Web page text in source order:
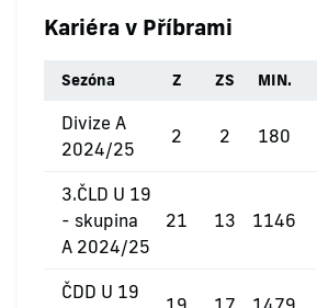
Kariéra v Příbrami
Sezóna Z ZS MIN.
Divize A
2024/25
2 2 180
3.ČLD U 19
- skupina
A 2024/25
21 13 1146
ČDD U 19